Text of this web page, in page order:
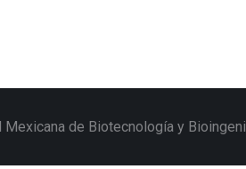
de Biotecnología y